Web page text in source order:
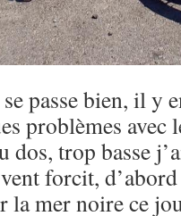
passe bien, il y
problèmes avec
dos, trop basse
forcit,
la mer noire ce